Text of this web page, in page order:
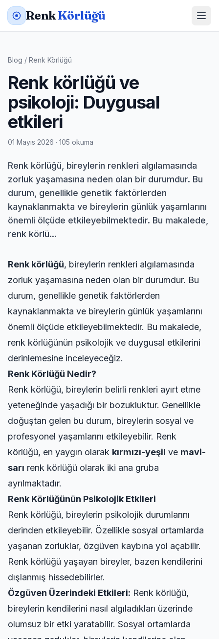
RenkKörlüğü
Blog / Renk Körlüğü
Renk körlüğü ve
psikoloji: Duygusal
etkileri
01 Mayıs 2026 · 105 okuma
Renk körlüğü, bireylerin renkleri algılamasında
zorluk yaşamasına neden olan bir durumdur. Bu
durum, genellikle genetik faktörlerden
kaynaklanmakta ve bireylerin günlük yaşamlarını
önemli ölçüde etkileyebilmektedir. Bu makalede,
renk körlü...
Renk körlüğü, bireylerin renkleri algılamasında
zorluk yaşamasına neden olan bir durumdur. Bu
durum, genellikle genetik faktörlerden
kaynaklanmakta ve bireylerin günlük yaşamlarını
önemli ölçüde etkileyebilmektedir. Bu makalede,
renk körlüğünün psikolojik ve duygusal etkilerini
derinlemesine inceleyeceğiz.
Renk Körlüğü Nedir?
Renk körlüğü, bireylerin belirli renkleri ayırt etme
yeteneğinde yaşadığı bir bozukluktur. Genellikle
doğuştan gelen bu durum, bireylerin sosyal ve
profesyonel yaşamlarını etkileyebilir. Renk
körlüğü, en yaygın olarak kırmızı-yeşil ve mavi-
sarı renk körlüğü olarak iki ana gruba
ayrılmaktadır.
Renk Körlüğünün Psikolojik Etkileri
Renk körlüğü, bireylerin psikolojik durumlarını
derinden etkileyebilir. Özellikle sosyal ortamlarda
yaşanan zorluklar, özgüven kaybına yol açabilir.
Renk körlüğü yaşayan bireyler, bazen kendilerini
dışlanmış hissedebilirler.
Özgüven Üzerindeki Etkileri: Renk körlüğü,
bireylerin kendilerini nasıl algıladıkları üzerinde
olumsuz bir etki yaratabilir. Sosyal ortamlarda